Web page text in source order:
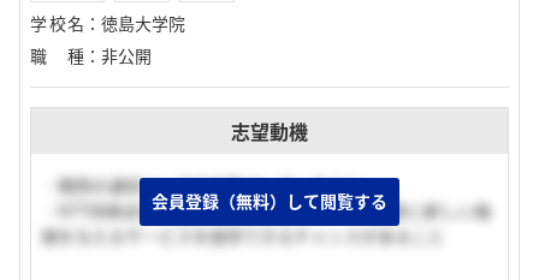
学校名 ： 徳島大学院
職種 ： 非公開
志望動機
・関西の通信インフラを独占していること
・NTT持株会社の豊富な研究資産を使って、顧客に新しい価
値を与えるサービスを提供できるチャンスがあること
会員登録（無料）して閲覧する